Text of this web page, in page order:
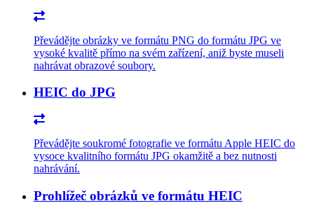
Převádějte obrázky ve formátu PNG do formátu JPG ve
vysoké kvalitě přímo na svém zařízení, aniž byste museli
nahrávat obrazové soubory.
HEIC do JPG
Převádějte soukromé fotografie ve formátu Apple HEIC do
vysoce kvalitního formátu JPG okamžitě a bez nutnosti
nahrávání.
Prohlížeč obrázků ve formátu HEIC